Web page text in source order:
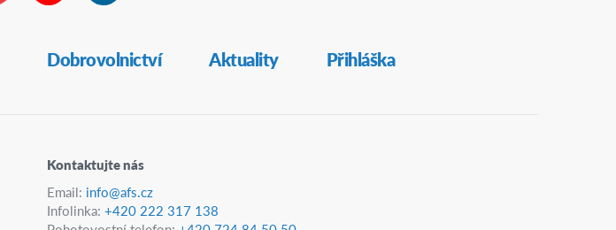
Dobrovolnictví Aktuality Přihláška
Kontaktujte nás
Email: info@afs.cz
Infolinka:+420 222 317 138